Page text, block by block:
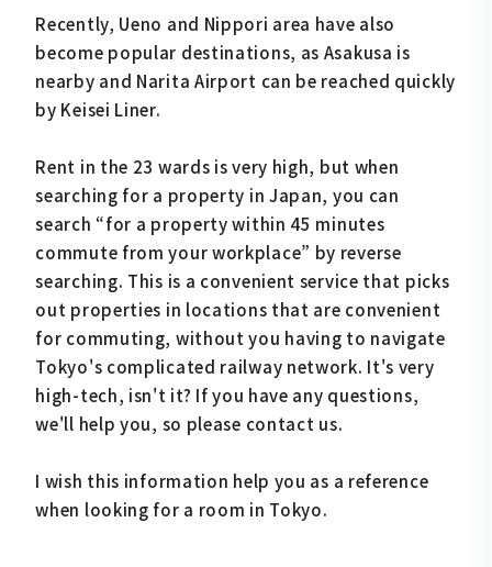
Recently, Ueno and Nippori area have also
become popular destinations, as Asakusa is
nearby and Narita Airport can be reached quickly
by Keisei Liner.
Rent in the 23 wards is very high, but when
searching for a property in Japan, you can
search “for a property within 45 minutes
commute from your workplace” by reverse
searching. This is a convenient service that picks
out properties in locations that are convenient
for commuting, without you having to navigate
Tokyo's complicated railway network. It's very
high-tech, isn't it? If you have any questions,
we'll help you, so please contact us.
I wish this information help you as a reference
when looking for a room in Tokyo.